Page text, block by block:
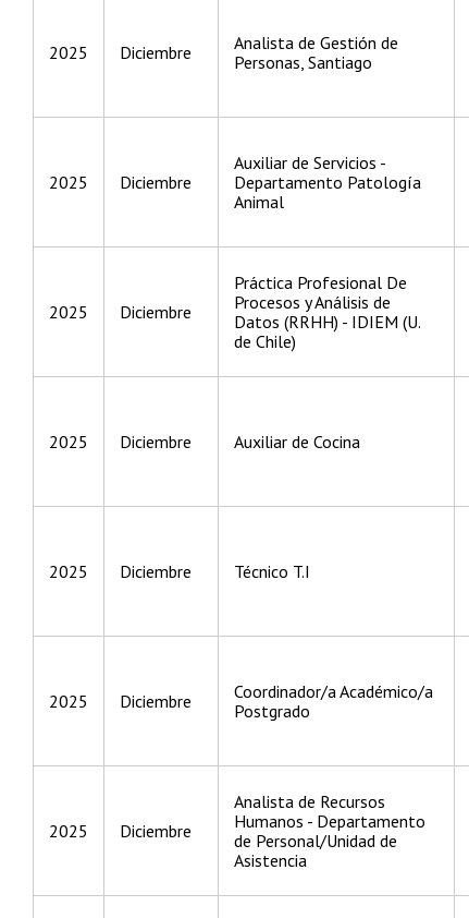
2025 Diciembre
Analista de Gestión de
Personas, Santiago
2025 Diciembre
Auxiliar de Servicios -
Departamento Patología
Animal
2025 Diciembre
Práctica Profesional De
Procesos y Análisis de
Datos (RRHH) - IDIEM (U.
de Chile)
2025 Diciembre Auxiliar de Cocina
2025 Diciembre Técnico T.I
2025 Diciembre
Coordinador/a Académico/a
Postgrado
2025 Diciembre
Analista de Recursos
Humanos - Departamento
de Personal/Unidad de
Asistencia